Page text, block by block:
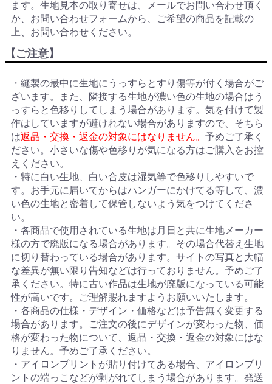
ます。生地見本の取り寄せは、メールでお問い合わせ頂く
か、お問い合わせフォームから、ご希望の商品を記載の
上、お問い合わせください。
【ご注意】
・縫製の最中に生地にうっすらとすり傷等が付く場合がご
ざいます。また、隣接する生地が濃い色の生地の場合はう
っすらと色移りしてしまう場合があります。気を付けて製
作はしていますが避けれない場合がありますので、そちら
は返品・交換・返金の対象にはなりません。 予めご了承く
ださい。小さいな傷や色移りが気になる方はご購入をお控
えください。
・特に白い生地、白い合皮は湿気等で色移りしやすいで
す。お手元に届いてからはハンガーにかけてる等して、濃
い色の生地と密着して保管しないよう気をつけてくださ
い。
・各商品で使用されている生地は月日と共に生地メーカー
様の方で廃版になる場合があります。その場合代替え生地
に切り替わっている場合があります。サイトの写真と大幅
な差異が無い限り告知などは行っておりません。予めご了
承ください。特に古い作品は生地が廃版になっている可能
性が高いです。ご理解賜れますようお願いいたします。
・各商品の仕様・デザイン・価格などは予告無く変更する
場合があります。ご注文の後にデザインが変わった物、価
格が変わった物について、返品・交換・返金の対象にはな
りません。予めご了承ください。
・アイロンプリントが貼り付けてある場合、アイロンプリ
ントの端っこなどが剥がれてしまう場合があります。発送